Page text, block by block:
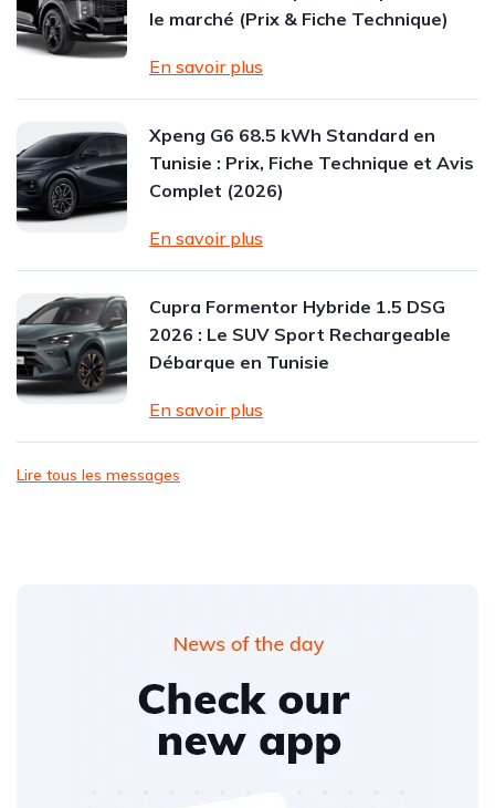
le marché (Prix & Fiche Technique)
En savoir plus
Xpeng G6 68.5 kWh Standard en
Tunisie : Prix, Fiche Technique et Avis
Complet (2026)
En savoir plus
Cupra Formentor Hybride 1.5 DSG
2026 : Le SUV Sport Rechargeable
Débarque en Tunisie
En savoir plus
Lire tous les messages